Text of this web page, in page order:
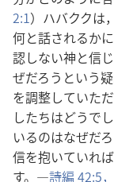
2:1）ハバククは
何と話されるか
認しない神と信
ぜだろうという
を調整していた
したちはどうで
いるのはなぜだ
信を抱いていれ
す。―詩編 42:5，